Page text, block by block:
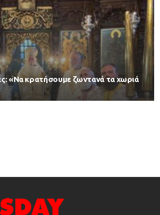
«Να κρατήσουμε ζωντανά τα χωριά